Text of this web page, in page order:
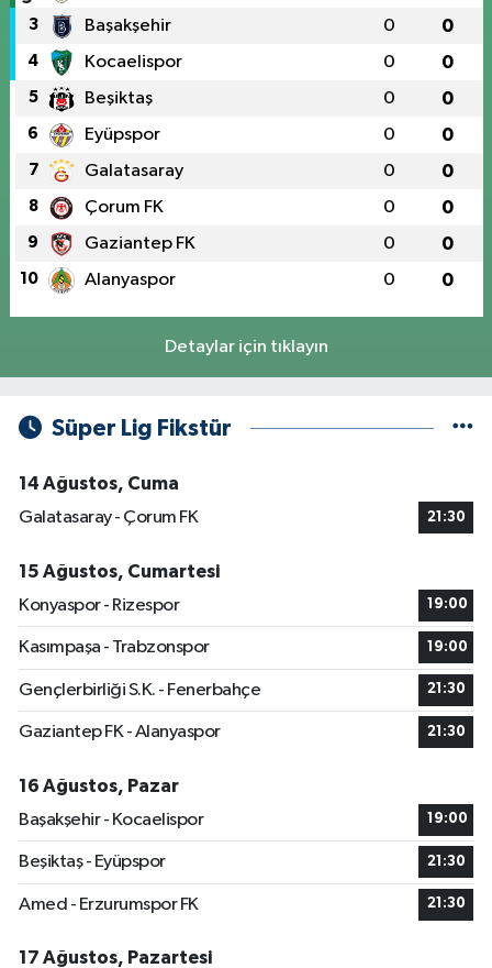
3 Başakşehir 0 0
4 Kocaelispor 0 0
5 Beşiktaş 0 0
6 Eyüpspor 0 0
7 Galatasaray 0 0
8 Çorum FK 0 0
9 Gaziantep FK 0 0
10 Alanyaspor 0 0
Detaylar için tıklayın
Süper Lig Fikstür
14 Ağustos, Cuma
Galatasaray - Çorum FK
21:30
15 Ağustos, Cumartesi
Konyaspor - Rizespor
19:00
Kasımpaşa - Trabzonspor 19:00
Gençlerbirliği S.K. - Fenerbahçe 21:30
Gaziantep FK - Alanyaspor 21:30
16 Ağustos, Pazar
Başakşehir - Kocaelispor
19:00
Beşiktaş - Eyüpspor 21:30
Amed - Erzurumspor FK 21:30
17 Ağustos, Pazartesi